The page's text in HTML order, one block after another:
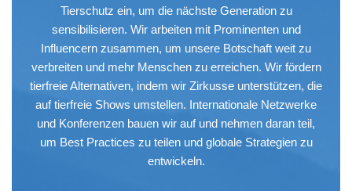
Tierschutz ein, um die nächste Generation zu
sensibilisieren. Wir arbeiten mit Prominenten und
Influencern zusammen, um unsere Botschaft weit zu
verbreiten und mehr Menschen zu erreichen. Wir fördern
tierfreie Alternativen, indem wir Zirkusse unterstützen, die
auf tierfreie Shows umstellen. Internationale Netzwerke
und Konferenzen bauen wir auf und nehmen daran teil,
um Best Practices zu teilen und globale Strategien zu
entwickeln.